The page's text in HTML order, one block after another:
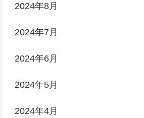
2024年8月
2024年7月
2024年6月
2024年5月
2024年4月